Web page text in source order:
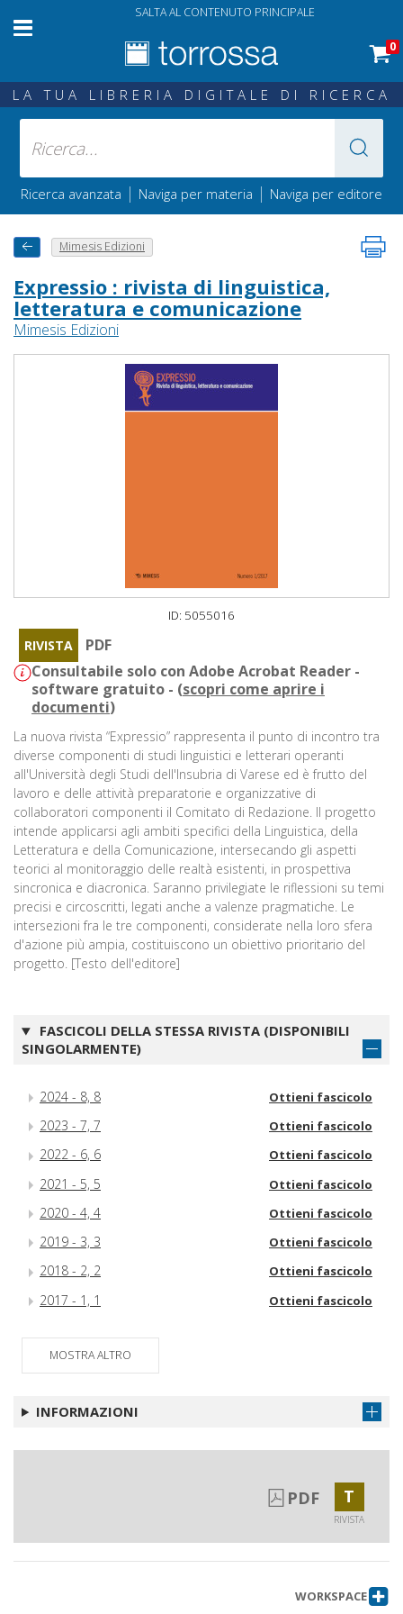
SALTA AL CONTENUTO PRINCIPALE
0
LA TUA LIBRERIA DIGITALE DI RICERCA
Ricerca avanzata | Naviga per materia | Naviga per editore
Mimesis Edizioni
Expressio : rivista di linguistica,
letteratura e comunicazione
Mimesis Edizioni
ID: 5055016
RIVISTA
PDF
Consultabile solo con Adobe Acrobat Reader -
software gratuito - (scopri come aprire i
documenti)
La nuova rivista “Expressio” rappresenta il punto di incontro tra
diverse componenti di studi linguistici e letterari operanti
all'Università degli Studi dell'Insubria di Varese ed è frutto del
lavoro e delle attività preparatorie e organizzative di
collaboratori componenti il Comitato di Redazione. Il progetto
intende applicarsi agli ambiti specifici della Linguistica, della
Letteratura e della Comunicazione, intersecando gli aspetti
teorici al monitoraggio delle realtà esistenti, in prospettiva
sincronica e diacronica. Saranno privilegiate le riflessioni su temi
precisi e circoscritti, legati anche a valenze pragmatiche. Le
intersezioni fra le tre componenti, considerate nella loro sfera
d'azione più ampia, costituiscono un obiettivo prioritario del
progetto. [Testo dell'editore]
FASCICOLI DELLA STESSA RIVISTA (DISPONIBILI
SINGOLARMENTE)
2024 - 8, 8 Ottieni fascicolo
2023 - 7, 7 Ottieni fascicolo
2022 - 6, 6 Ottieni fascicolo
2021 - 5, 5 Ottieni fascicolo
2020 - 4, 4 Ottieni fascicolo
2019 - 3, 3 Ottieni fascicolo
2018 - 2, 2 Ottieni fascicolo
2017 - 1, 1 Ottieni fascicolo
MOSTRA ALTRO
INFORMAZIONI
PDF T
RIVISTA
WORKSPACE